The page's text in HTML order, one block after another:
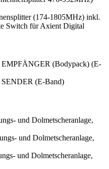
(174-1805MHz) inkl.
Switch für Axient Digital
EMPFÄNGER (Bodypack) (E-
SENDER (E-Band)
und Dolmetscheranlage,
und Dolmetscheranlage,
und Dolmetscheranlage,